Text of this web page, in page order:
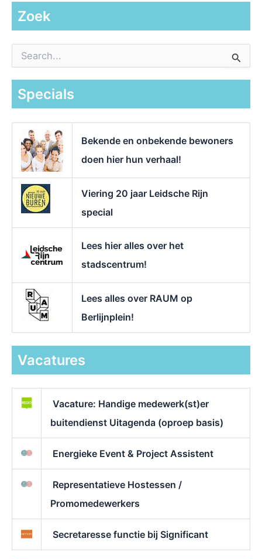
Zoek
a
Specials
Bekende en onbekende bewoners
doen hier hun verhaal!
Viering 20 jaar Leidsche Rijn
special
Lees hier alles over het
stadscentrum!
Lees alles over RAUM op
Berlijnplein!
Vacatures
Vacature: Handige medewerk(st)er
buitendienst Uitagenda (oproep basis)
Energieke Event & Project Assistent
Representatieve Hostessen /
Promomedewerkers
Secretaresse functie bij Significant